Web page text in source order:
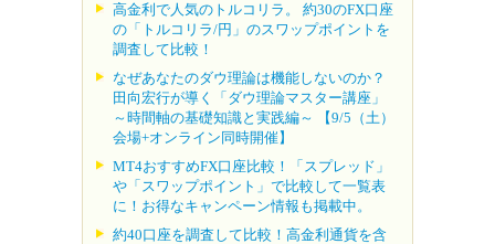
高金利で人気のトルコリラ。 約30のFX口座
の「トルコリラ/円」のスワップポイントを
調査して比較！
なぜあなたのダウ理論は機能しないのか？
田向宏行が導く「ダウ理論マスター講座」
～時間軸の基礎知識と実践編～ 【9/5（土）
会場+オンライン同時開催】
MT4おすすめFX口座比較！「スプレッド」
や「スワップポイント」で比較して一覧表
に！お得なキャンペーン情報も掲載中。
約40口座を調査して比較！高金利通貨を含